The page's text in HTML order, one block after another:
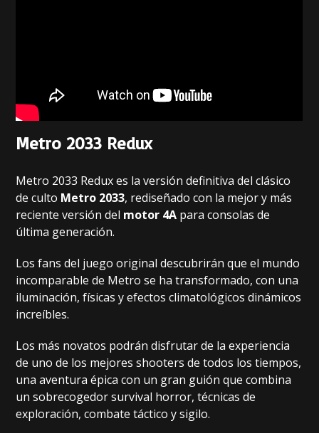
Metro 2033 Redux
Metro 2033 Redux es la versión definitiva del clásico
de culto Metro 2033, rediseñado con la mejor y más
reciente versión del motor 4A para consolas de
última generación.
Los fans del juego original descubrirán que el mundo
incomparable de Metro se ha transformado, con una
iluminación, físicas y efectos climatológicos dinámicos
increíbles.
Los más novatos podrán disfrutar de la experiencia
de uno de los mejores shooters de todos los tiempos,
una aventura épica con un gran guión que combina
un sobrecogedor survival horror, técnicas de
exploración, combate táctico y sigilo.